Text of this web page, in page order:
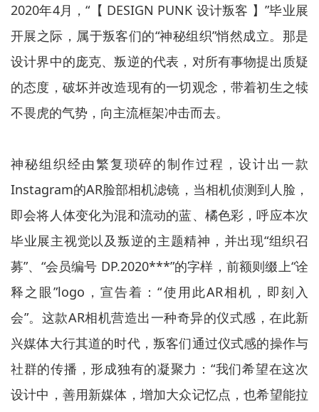
2020年4月，“【 DESIGN PUNK 设计叛客 】”毕业展
开展之际，属于叛客们的“神秘组织”悄然成立。那是
设计界中的庞克、叛逆的代表，对所有事物提出质疑
的态度，破坏并改造现有的一切观念，带着初生之犊
不畏虎的气势，向主流框架冲击而去。
神秘组织经由繁复琐碎的制作过程，设计出一款
Instagram的AR脸部相机滤镜，当相机侦测到人脸，
即会将人体变化为混和流动的蓝、橘色彩，呼应本次
毕业展主视觉以及叛逆的主题精神，并出现“组织召
募”、“会员编号 DP.2020***”的字样，前额则缀上“诠
释之眼”logo，宣告着：“使用此AR相机，即刻入
会”。这款AR相机营造出一种奇异的仪式感，在此新
兴媒体大行其道的时代，叛客们通过仪式感的操作与
社群的传播，形成独有的凝聚力：“我们希望在这次
设计中，善用新媒体，增加大众记忆点，也希望能拉